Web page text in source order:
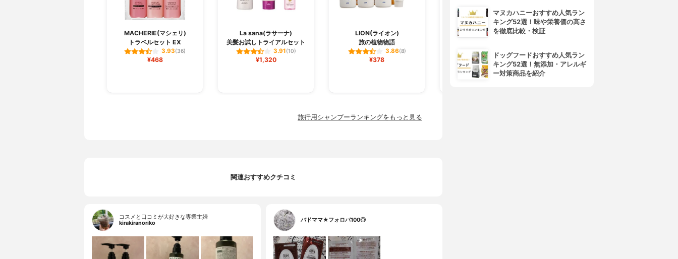
MACHERIE(マシェリ)
トラベルセット EX
3.93(36)
¥468
La sana(ラサーナ)
美髪お試しトライアルセット
3.91(10)
¥1,320
LION(ライオン)
旅の植物物語
3.86(8)
¥378
LUX(ラックス)
スチャー シャンプー&コンディ
ショナー
3.82(24)
¥198
トメント(スムース) トライアル
旅行用シャンプーランキングをもっと見る
関連おすすめクチコミ
コスメと口コミが大好きな専業主婦
kirakiranoriko
バドママ★フォロバ100◎
マヌカハニーおすすめ人気ラン
キング52選！味や栄養価の高さ
を徹底比較・検証
ドッグフードおすすめ人気ラン
キング52選！無添加・アレルギ
ー対策商品を紹介